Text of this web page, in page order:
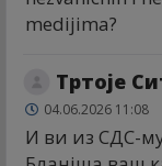
medijima?
Тртоје
04.06.2026 11:08
И ви из СДС-